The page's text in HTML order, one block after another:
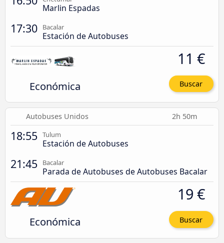
Marlin Espadas
17:30 Bacalar
Estación de Autobuses
Económica
11 €
Buscar
Autobuses Unidos 2h 50m
18:55 Tulum
Estación de Autobuses
21:45 Bacalar
Parada de Autobuses de Autobuses Bacalar
Económica
19 €
Buscar